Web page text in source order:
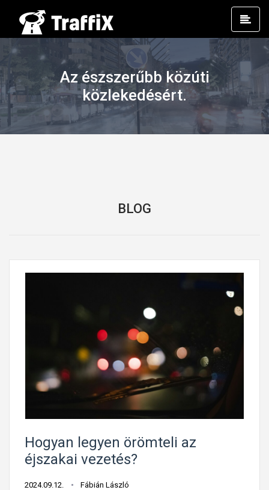
Az észszerűbb közúti
közlekedésért.
BLOG
Hogyan legyen örömteli az
éjszakai vezetés?
2024.09.12. Fábián László